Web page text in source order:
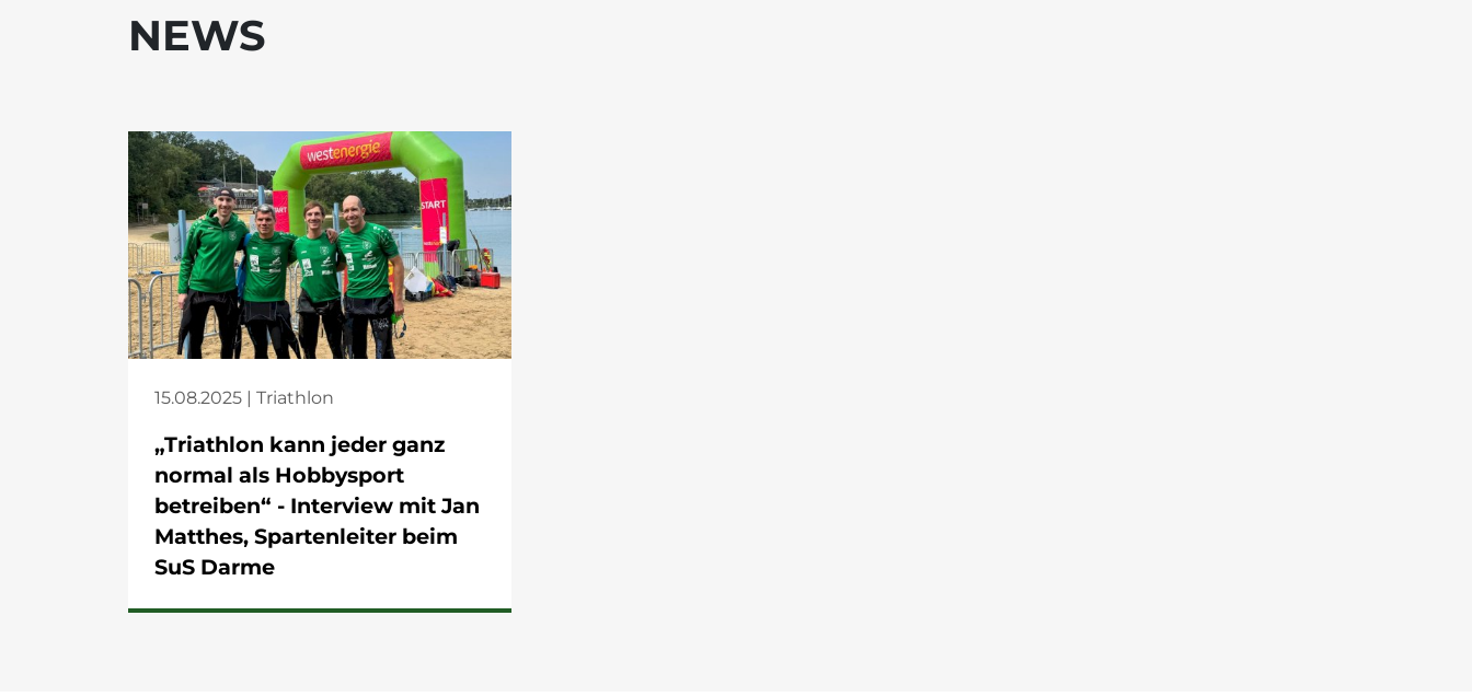
NEWS
15.08.2025 | Triathlon
„Triathlon kann jeder ganz
normal als Hobbysport
betreiben“ - Interview mit Jan
Matthes, Spartenleiter beim
SuS Darme